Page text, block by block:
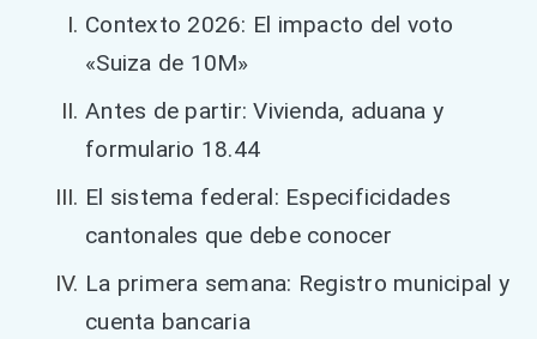
Contexto 2026: El impacto del voto
«Suiza de 10M»
Antes de partir: Vivienda, aduana y
formulario 18.44
El sistema federal: Especificidades
cantonales que debe conocer
La primera semana: Registro municipal y
cuenta bancaria